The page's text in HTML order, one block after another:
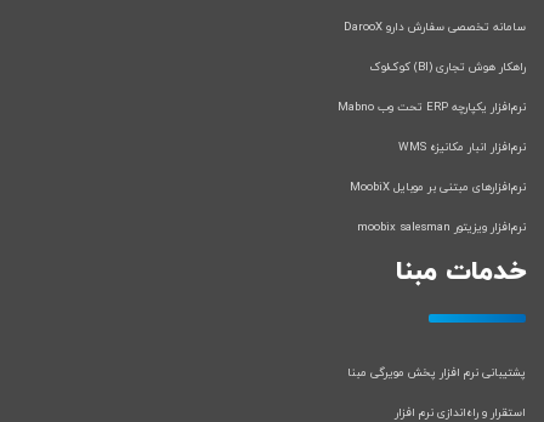
سامانه تخصصی سفارش دارو DarooX
راهکار هوش تجاری (BI) کوک‌لوک
نرم‌افزار یکپارچه ERP تحت وب Mabno
نرم‌افزار انبار مکانیزه WMS
نرم‌افزارهای مبتنی بر موبایل MoobiX
نرم‌افزار ویزیتور moobix salesman
خدمات مبنا
پشتیبانی نرم افزار پخش مویرگی مبنا
استقرار و راه‌اندازی نرم افزار